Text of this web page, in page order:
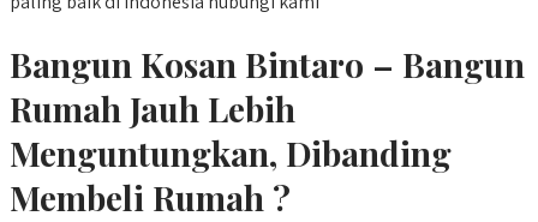
Bangun Kosan Bintaro – Bangun
Rumah Jauh Lebih
Menguntungkan, Dibanding
Membeli Rumah ?